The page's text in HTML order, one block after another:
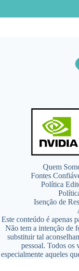
Quem
Fontes
Política
Isenção de
Este conteúdo é apenas
Não tem a intenção de
substituir tal
pessoal. Todos os
especialmente aqueles